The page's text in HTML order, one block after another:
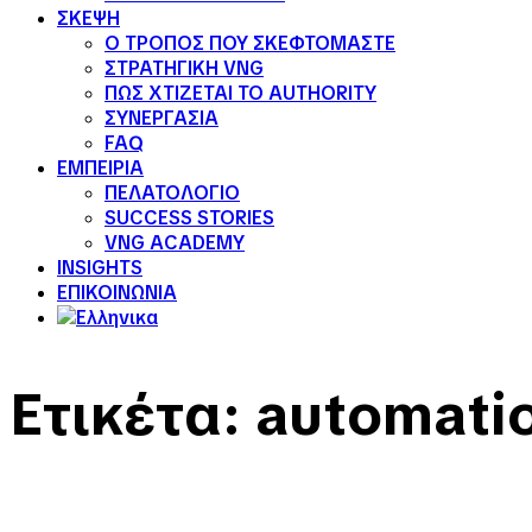
ΣΚΕΨΗ
Ο ΤΡΟΠΟΣ ΠΟΥ ΣΚΕΦΤΟΜΑΣΤΕ
ΣΤΡΑΤΗΓΙΚΗ VNG
ΠΩΣ ΧΤΙΖΕΤΑΙ ΤΟ AUTHORITY
ΣΥΝΕΡΓΑΣΙΑ
FAQ
ΕΜΠΕΙΡΙΑ
ΠΕΛΑΤΟΛΟΓΙΟ
SUCCESS STORIES
VNG ACADEMY
INSIGHTS
ΕΠΙΚΟΙΝΩΝΙΑ
Ετικέτα: